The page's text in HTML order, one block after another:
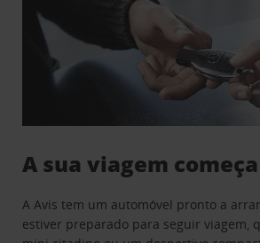
A sua viagem
A Avis tem um automóvel pronto a
estiver preparado para seguir viagem,